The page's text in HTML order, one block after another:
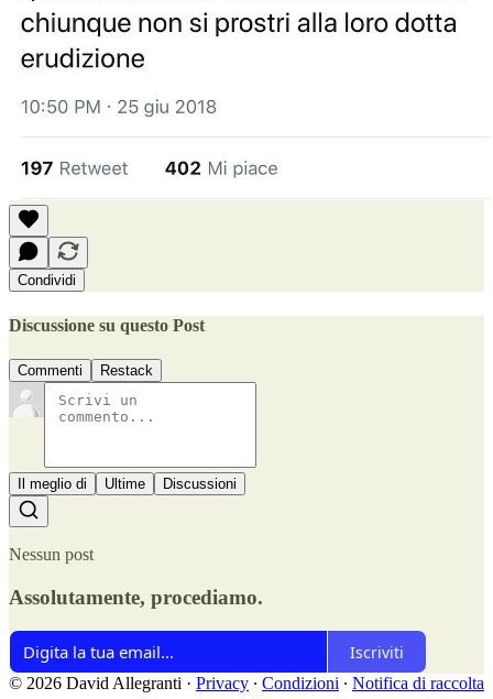
Condividi
Discussione su questo Post
Commenti Restack
Il meglio di Ultime Discussioni
Nessun post
Assolutamente, procediamo.
Iscriviti
© 2026 David Allegranti · Privacy ∙ Condizioni ∙ Notifica di raccolta